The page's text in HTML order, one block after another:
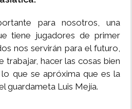
para nosotros, una
tiene jugadores de primer
nos servirán para el futuro,
trabajar, hacer las cosas bien
que se apróxima que es la
guardameta Luis Mejía.